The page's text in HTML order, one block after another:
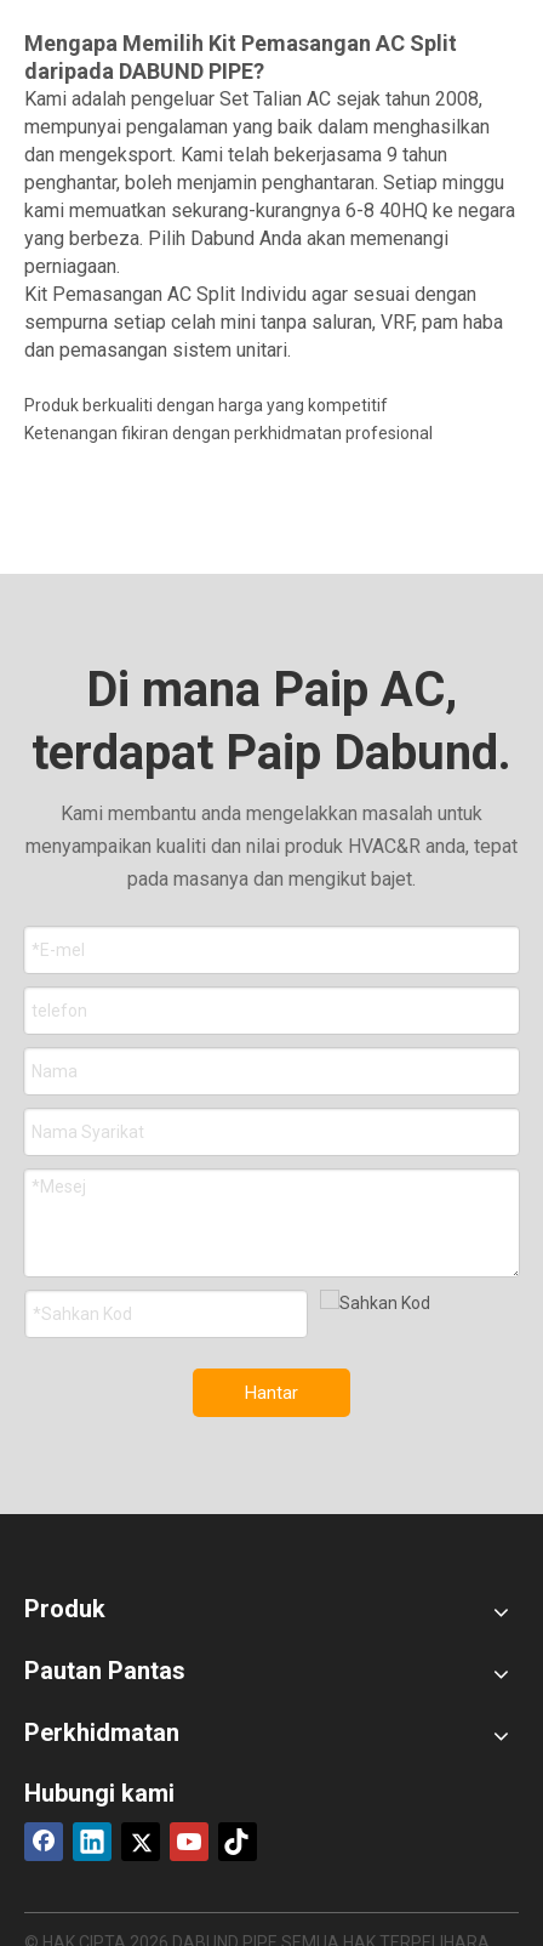
Mengapa Memilih Kit Pemasangan AC Split
daripada DABUND PIPE?
Kami adalah pengeluar Set Talian AC sejak tahun 2008,
mempunyai pengalaman yang baik dalam menghasilkan
dan mengeksport. Kami telah bekerjasama 9 tahun
penghantar, boleh menjamin penghantaran. Setiap minggu
kami memuatkan sekurang-kurangnya 6-8 40HQ ke negara
yang berbeza. Pilih Dabund Anda akan memenangi
perniagaan.
Kit Pemasangan AC Split Individu agar sesuai dengan
sempurna setiap celah mini tanpa saluran, VRF, pam haba
dan pemasangan sistem unitari.
Produk berkualiti dengan harga yang kompetitif
Ketenangan fikiran dengan perkhidmatan profesional
Di mana Paip AC,
terdapat Paip Dabund.
Kami membantu anda mengelakkan masalah untuk
menyampaikan kualiti dan nilai produk HVAC&R anda, tepat
pada masanya dan mengikut bajet.
Hantar
Produk
Pautan Pantas
Perkhidmatan
Hubungi kami